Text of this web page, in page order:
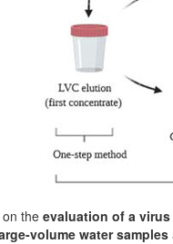
the evaluation of a
volume water samples